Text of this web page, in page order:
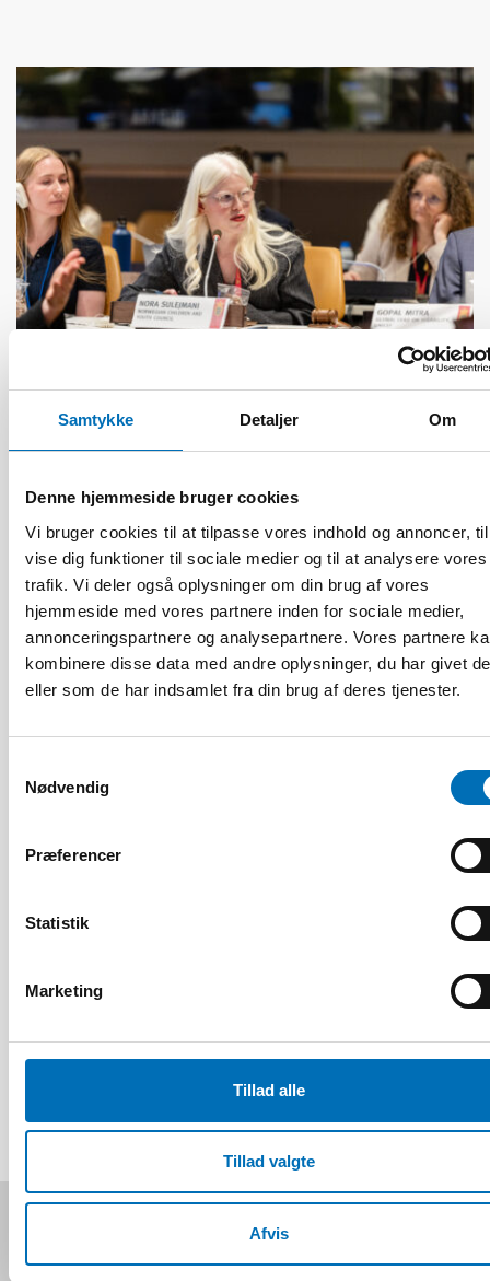
Samtykke Detaljer Om
Denne hjemmeside bruger cookies
Vi bruger cookies til at tilpasse vores indhold og annoncer,
vise dig funktioner til sociale medier og til at analysere vores
trafik. Vi deler også oplysninger om din brug af vores
hjemmeside med vores partnere inden for sociale medier,
annonceringspartnere og analysepartnere. Vores partnere
kombinere disse data med andre oplysninger, du har givet
eller som de har indsamlet fra din brug af deres tjenester.
Nødvendig
Præferencer
Statistik
Marketing
Tillad alle
Tillad valgte
Afvis
HANDICAP
17 jun 2026
right”
Nordic Children’s Ombudspersons: Children